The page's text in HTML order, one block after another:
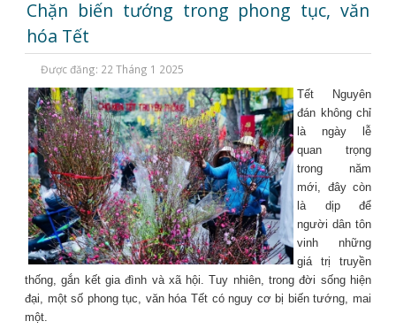
Chặn biến tướng trong phong tục, văn
hóa Tết
Được đăng: 22 Tháng 1 2025
Tết Nguyên
đán không chỉ
là ngày lễ
quan trọng
trong năm
mới, đây còn
là dịp để
người dân tôn
vinh những
giá trị truyền
thống, gắn kết gia đình và xã hội. Tuy nhiên, trong đời sống hiện
đại, một số phong tục, văn hóa Tết có nguy cơ bị biến tướng, mai
một.